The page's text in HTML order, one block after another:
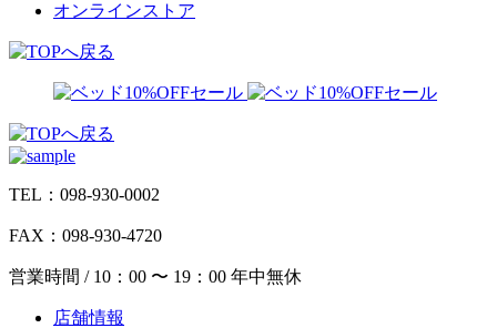
オンラインストア
TEL：098-930-0002
FAX：098-930-4720
営業時間 / 10：00 〜 19：00 年中無休
店舗情報